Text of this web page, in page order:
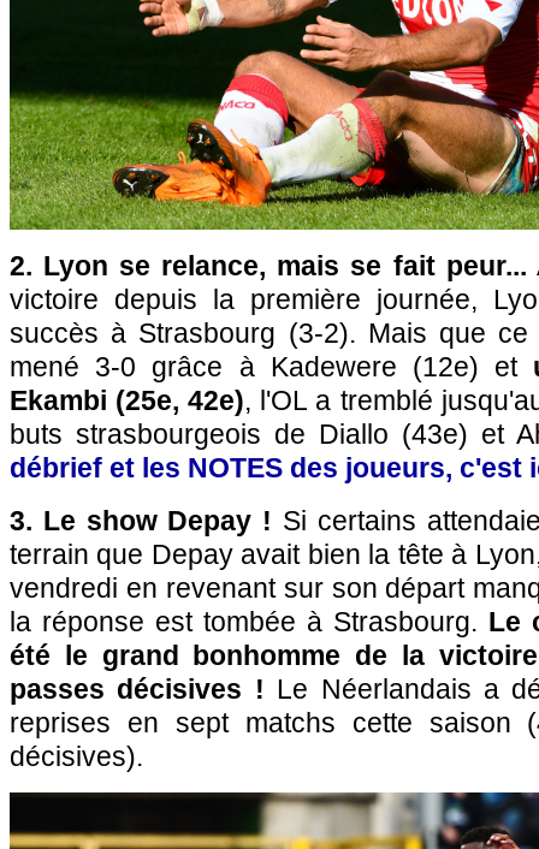
2. Lyon se relance, mais se fait peur...
victoire depuis la première journée,
succès à Strasbourg (3-2). Mais que
mené 3-0 grâce à Kadewere (12e) et
Ekambi (25e, 42e), l'OL a tremblé
buts strasbourgeois de Diallo (43e) et
débrief et les NOTES des joueurs, c'est
3. Le show Depay ! Si certains
terrain que Depay avait bien la tête à
vendredi en revenant sur son départ
la réponse est tombée à Strasbourg. Le
été le grand bonhomme de la
passes décisives ! Le Néerlandais a
reprises en sept matchs cette saison
décisives).